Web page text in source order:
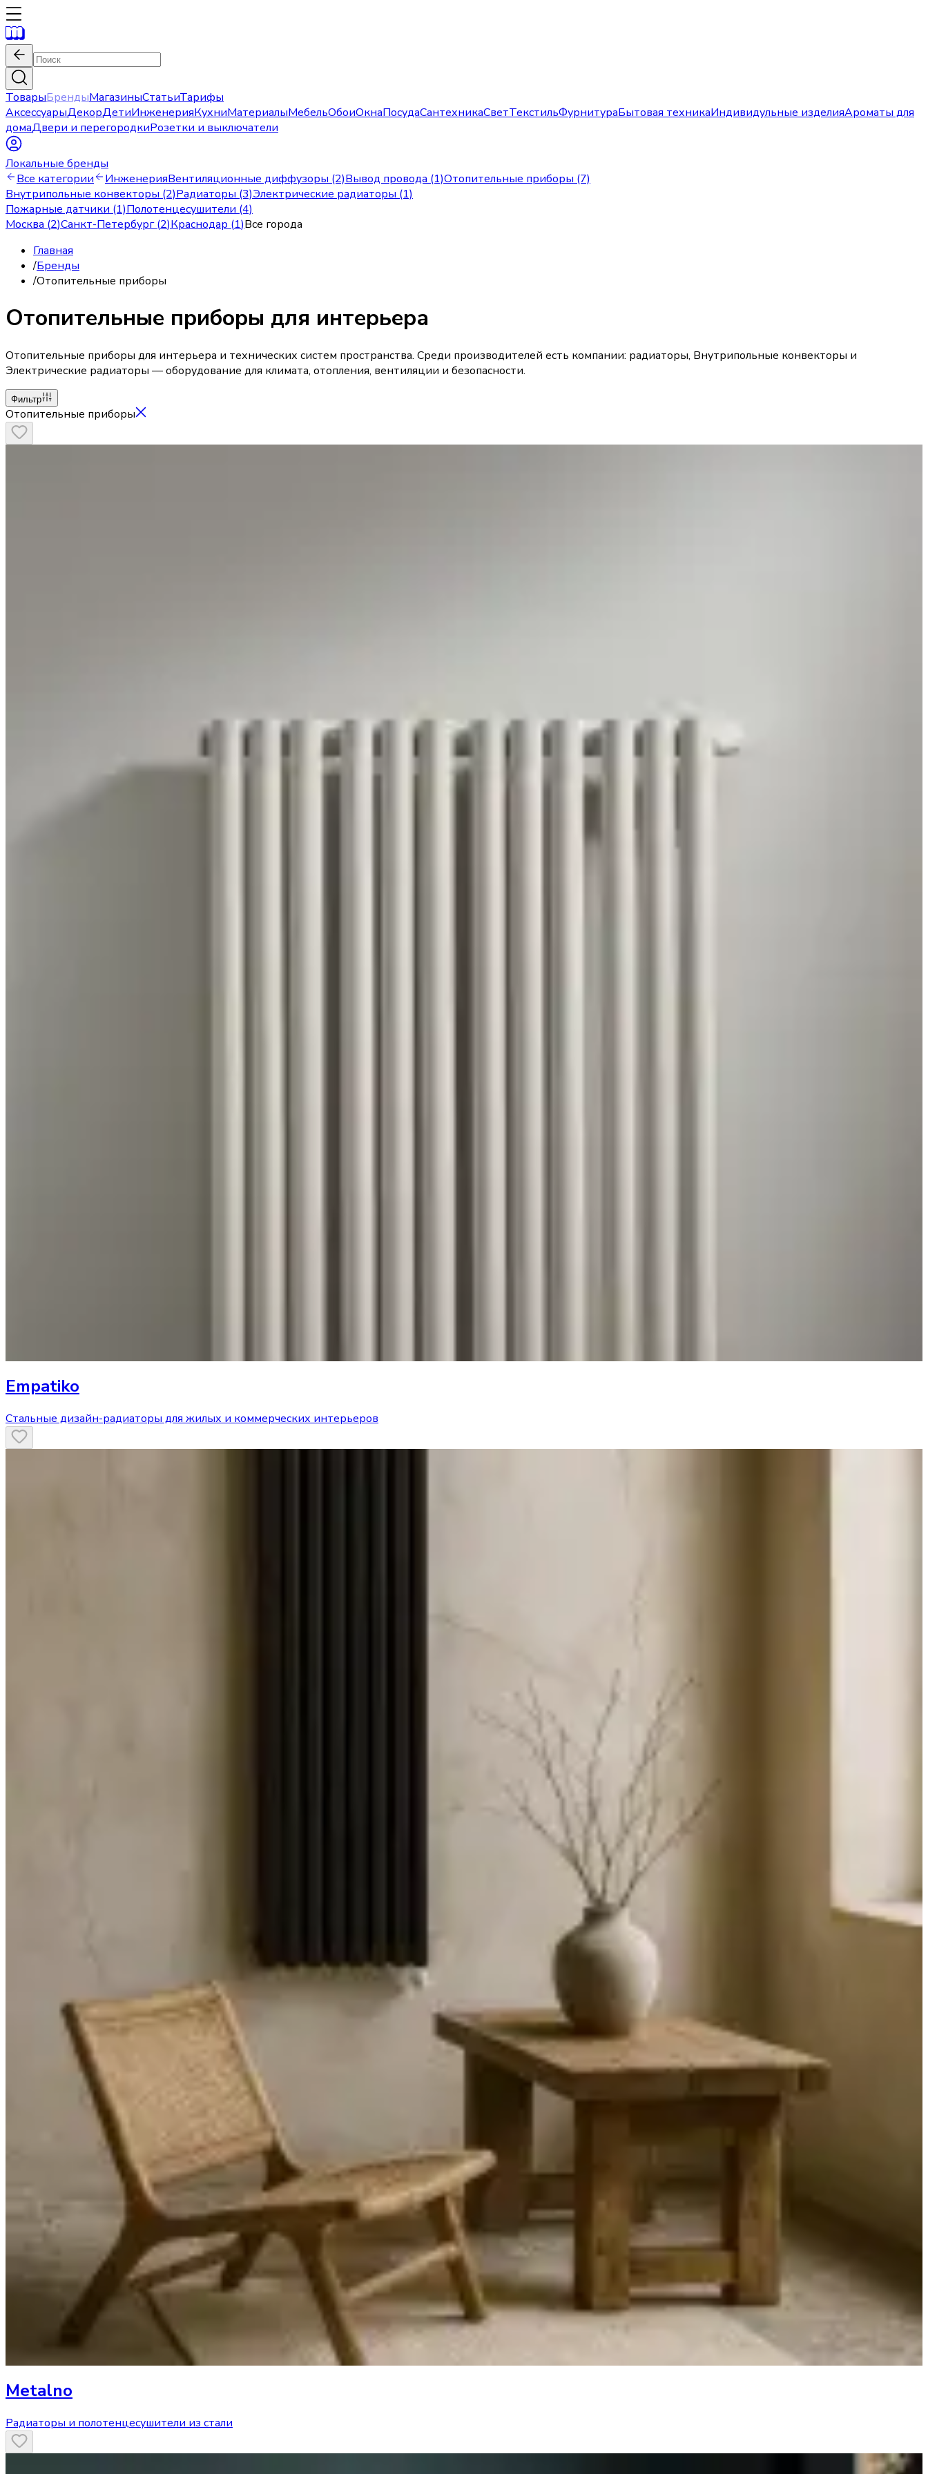
ТоварыБрендыМагазиныСтатьиТарифы
АксессуарыДекорДетиИнженерияКухниМатериалыМебельОбоиОкнаПосудаСантехникаСветТекстильФурнитураБытовая техникаИндивидульные изделияАроматы для
домаДвери и перегородкиРозетки и выключатели
Локальные бренды
Все категории
ИнженерияВентиляционные диффузоры (2)Вывод провода (1)Отопительные приборы (7)
Внутрипольные конвекторы (2)Радиаторы (3)Электрические радиаторы (1)
Пожарные датчики (1)Полотенцесушители (4)
Москва (2)Санкт-Петербург(2)Краснодар (1)Все города
Главная
/Бренды
/Отопительные приборы
Отопительные приборы для интерьера
Отопительные приборы для интерьера и технических систем пространства. Среди производителей есть компании: радиаторы, Внутрипольные конвекторы и
Электрические радиаторы — оборудование для климата, отопления, вентиляции и безопасности.
Фильтр
Отопительные приборы
Empatiko
Стальные дизайн-радиаторы для жилых и коммерческих интерьеров
Metalno
Радиаторы и полотенцесушители из стали